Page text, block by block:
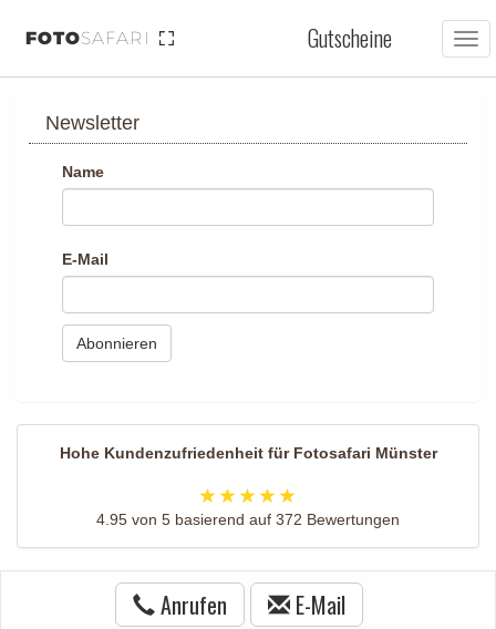
FOTOSAFARI Gutscheine
Newsletter
Name
E-Mail
Hohe Kundenzufriedenheit für Fotosafari Münster
4.95 von 5 basierend auf 372 Bewertungen
Anrufen
E-Mail